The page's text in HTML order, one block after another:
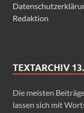
Redaktion
TEXTARCHIV
Die meisten
lassen sich mit